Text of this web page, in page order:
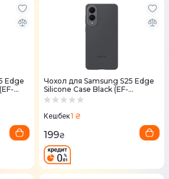
Edge
Чохол для Samsung S25 Edge
Silicone Case Black (EF-
PS937CBEGWW)
Кешбек1 ₴
199₴